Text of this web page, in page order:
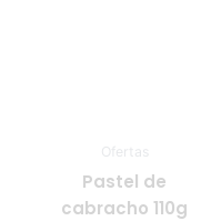
Ofertas
Pastel de
cabracho 110g